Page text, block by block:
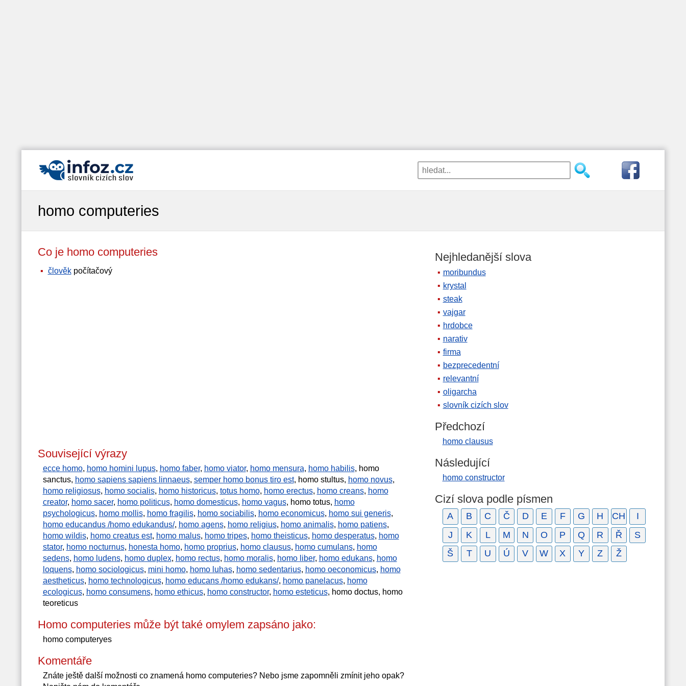
homo computeries
Co je homo computeries
člověkpočítačový
Související výrazy
ecce homo, homo homini lupus, homo faber, homo viator, homo mensura, homo habilis, homo
sanctus, homo sapiens sapiens linnaeus, semper homo bonus tiro est, homo stultus, homo novus,
homo religiosus, homo socialis, homo historicus, totus homo, homo erectus, homo creans, homo
creator, homo sacer, homo politicus, homo domesticus, homo vagus, homo totus, homo
psychologicus, homo mollis, homo fragilis, homo sociabilis, homo economicus, homo sui generis,
homo educandus /homo edukandus/, homo agens, homo religius, homo animalis, homo patiens,
homo wildis, homo creatus est, homo malus, homo tripes, homo theisticus, homo desperatus, homo
stator, homo nocturnus, honesta homo, homo proprius, homo clausus, homo cumulans, homo
sedens, homo ludens, homo duplex, homo rectus, homo moralis, homo liber, homo edukans, homo
loquens, homo sociologicus, mini homo, homo luhas, homo sedentarius, homo oeconomicus, homo
aestheticus, homo technologicus, homo educans /homo edukans/, homo panelacus, homo
ecologicus, homo consumens, homo ethicus, homo constructor, homo esteticus, homo doctus, homo
teoreticus
Homo computeries může být také omylem zapsáno jako:
homo computeryes
Komentáře
Znáte ještě další možnosti co znamená homo computeries? Nebo jsme zapomněli zmínit jeho opak?
Nejhledanější slova
moribundus
krystal
steak
vajgar
hrdobce
narativ
firma
bezprecedentní
relevantní
oligarcha
slovník cizích slov
Předchozí
homo clausus
Následující
homo constructor
Cizí slova podle písmen
A B C Č D E F G H CH
I
J
K L M N O P Q R Ř
S
Š
T U Ú V W X Y Z Ž